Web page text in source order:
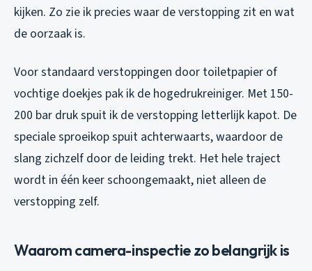
kijken. Zo zie ik precies waar de verstopping zit en wat
de oorzaak is.
Voor standaard verstoppingen door toiletpapier of
vochtige doekjes pak ik de hogedrukreiniger. Met 150-
200 bar druk spuit ik de verstopping letterlijk kapot. De
speciale sproeikop spuit achterwaarts, waardoor de
slang zichzelf door de leiding trekt. Het hele traject
wordt in één keer schoongemaakt, niet alleen de
verstopping zelf.
Waarom camera-inspectie zo belangrijk is